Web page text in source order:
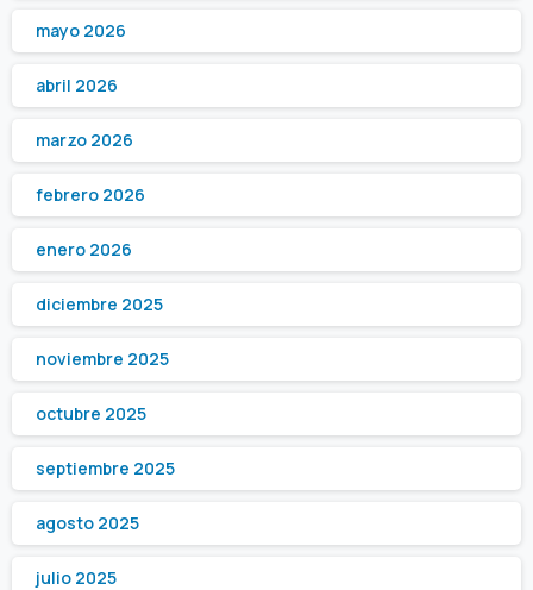
mayo 2026
abril 2026
marzo 2026
febrero 2026
enero 2026
diciembre 2025
noviembre 2025
octubre 2025
septiembre 2025
agosto 2025
julio 2025